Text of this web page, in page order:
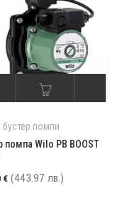
помпи
помпа Wilo PB BOOST
€ (443.97 лв.)